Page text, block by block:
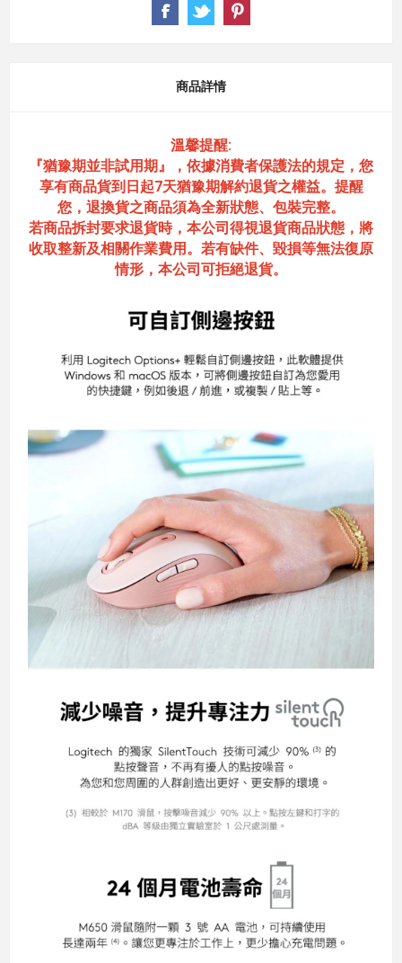
商品詳情
溫馨提醒:
『猶豫期並非試用期』，依據消費者保護法的規定，您
享有商品貨到日起7天猶豫期解約退貨之權益。提醒
您，退換貨之商品須為全新狀態、包裝完整。
若商品拆封要求退貨時，本公司得視退貨商品狀態，將
收取整新及相關作業費用。若有缺件、毀損等無法復原
情形，本公司可拒絕退貨。